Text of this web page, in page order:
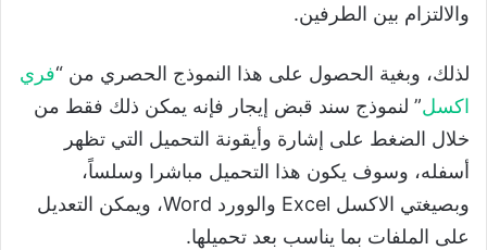
والالتزام بين الطرفين.
لذلك، وبغية الحصول على هذا النموذج الحصري من “فري
اكسل” لنموذج سند قبض إيجار فإنه يمكن ذلك فقط من
خلال الضغط على إشارة وأيقونة التحميل التي تظهر
أسفله، وسوف يكون هذا التحميل مباشرا وسلساً،
وبصيغتي الاكسل Excel والوورد Word، ويمكن التعديل
على الملفات بما يناسب بعد تحميلها.